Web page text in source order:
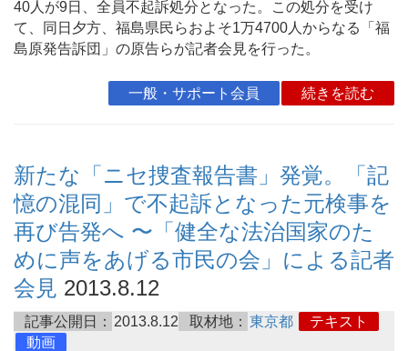
40人が9日、全員不起訴処分となった。この処分を受け
て、同日夕方、福島県民らおよそ1万4700人からなる「福
島原発告訴団」の原告らが記者会見を行った。
一般・サポート会員 続きを読む
新たな「ニセ捜査報告書」発覚。「記
憶の混同」で不起訴となった元検事を
再び告発へ 〜「健全な法治国家のた
めに声をあげる市民の会」による記者
会見 2013.8.12
記事公開日： 2013.8.12 取材地： 東京都
テキスト
動画